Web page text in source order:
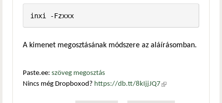
inxi -Fzxxx
A kimenet megosztásának módszere az aláírásomban.
Paste.ee: szöveg megosztás
Nincs még Dropboxod? https://db.tt/8kIjjJQ7 (külső